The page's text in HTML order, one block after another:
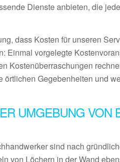
Dienste anbieten, die
dass Kosten für unseren
Einmal vorgelegte
Kostenüberraschungen
örtlichen Gegebenheiten und
UMGEBUNG VON
sind nach
von Löchern in der Wand